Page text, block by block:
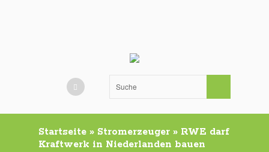
Startseite » Stromerzeuger » RWE darf
Kraftwerk in Niederlanden bauen